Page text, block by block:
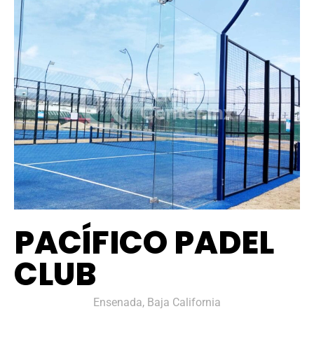
PACÍFICO PADEL
CLUB
Ensenada, Baja California